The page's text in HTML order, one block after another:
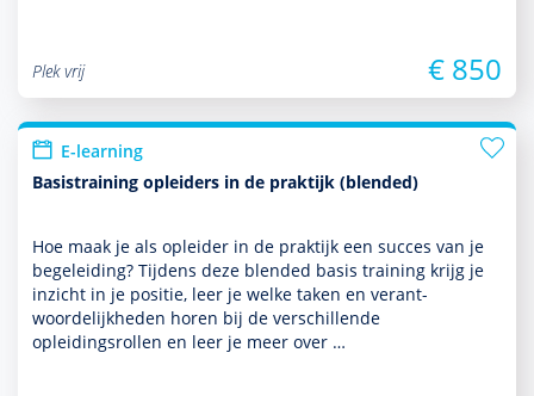
Plek vrij € 850
E-learning
Basistraining opleiders in de praktijk (blended)
Hoe maak je als opleider in de prak­tijk een succes van je
bege­lei­ding? Tijdens deze blended basis training krijg je
inzicht in je positie, leer je welke taken en verant­
woordelijkheden horen bij de ver­schil­lende
opleidingsrollen en leer je meer over …